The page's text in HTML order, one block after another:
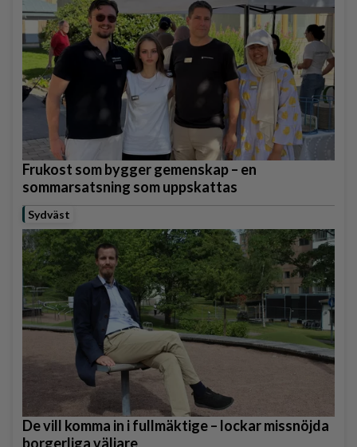
Frukost som bygger gemenskap – en
sommarsatsning som uppskattas
Sydväst
De vill komma in i fullmäktige – lockar missnöjda
borgerliga väljare